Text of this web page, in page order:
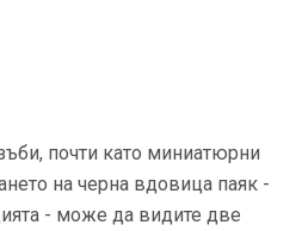
почти като миниатюрни
на черна вдовица паяк -
- може да видите две